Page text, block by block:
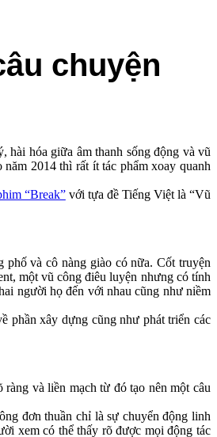
chuyện
hóa giữa âm thanh sống động và vũ
2014 thì rất ít tác phẩm xoay quanh
“Break”với tựa đề Tiếng Việt là “Vũ
và cô nàng giào có nữa. Cốt truyện
một vũ công điêu luyện nhưng có tính
người họ đến với nhau cũng như niềm
phần xây dựng cũng như phát triển các
và liền mạch từ đó tạo nên một câu
đơn thuần chỉ là sự chuyển động linh
xem có thể thấy rõ được mọi động tác